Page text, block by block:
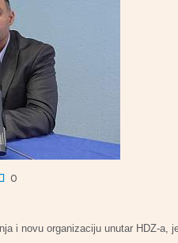
0
i novu organizaciju unutar HDZ-